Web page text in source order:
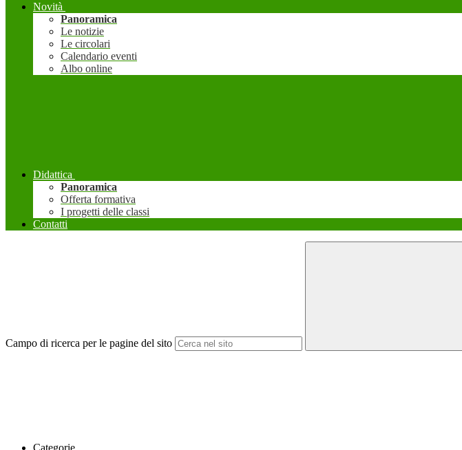
Novità
Panoramica
Le notizie
Le circolari
Calendario eventi
Albo online
Didattica
Panoramica
Offerta formativa
I progetti delle classi
Contatti
Campo di ricerca per le pagine del sito